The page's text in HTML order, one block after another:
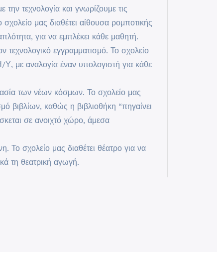
τεχνολογία και γνωρίζουμε τις
σχολείο μας διαθέτει αίθουσα ρομποτικής
για να εμπλέκει κάθε μαθητή.
τεχνολογικό εγγραμματισμό. Το σχολείο
Υ, με αναλογία έναν υπολογιστή για κάθε
των νέων κόσμων. Το σχολείο μας
βιβλίων, καθώς η βιβλιοθήκη “πηγαίνει
σε ανοιχτό χώρο, άμεσα
Το σχολείο μας διαθέτει θέατρο για να
τη θεατρική αγωγή.